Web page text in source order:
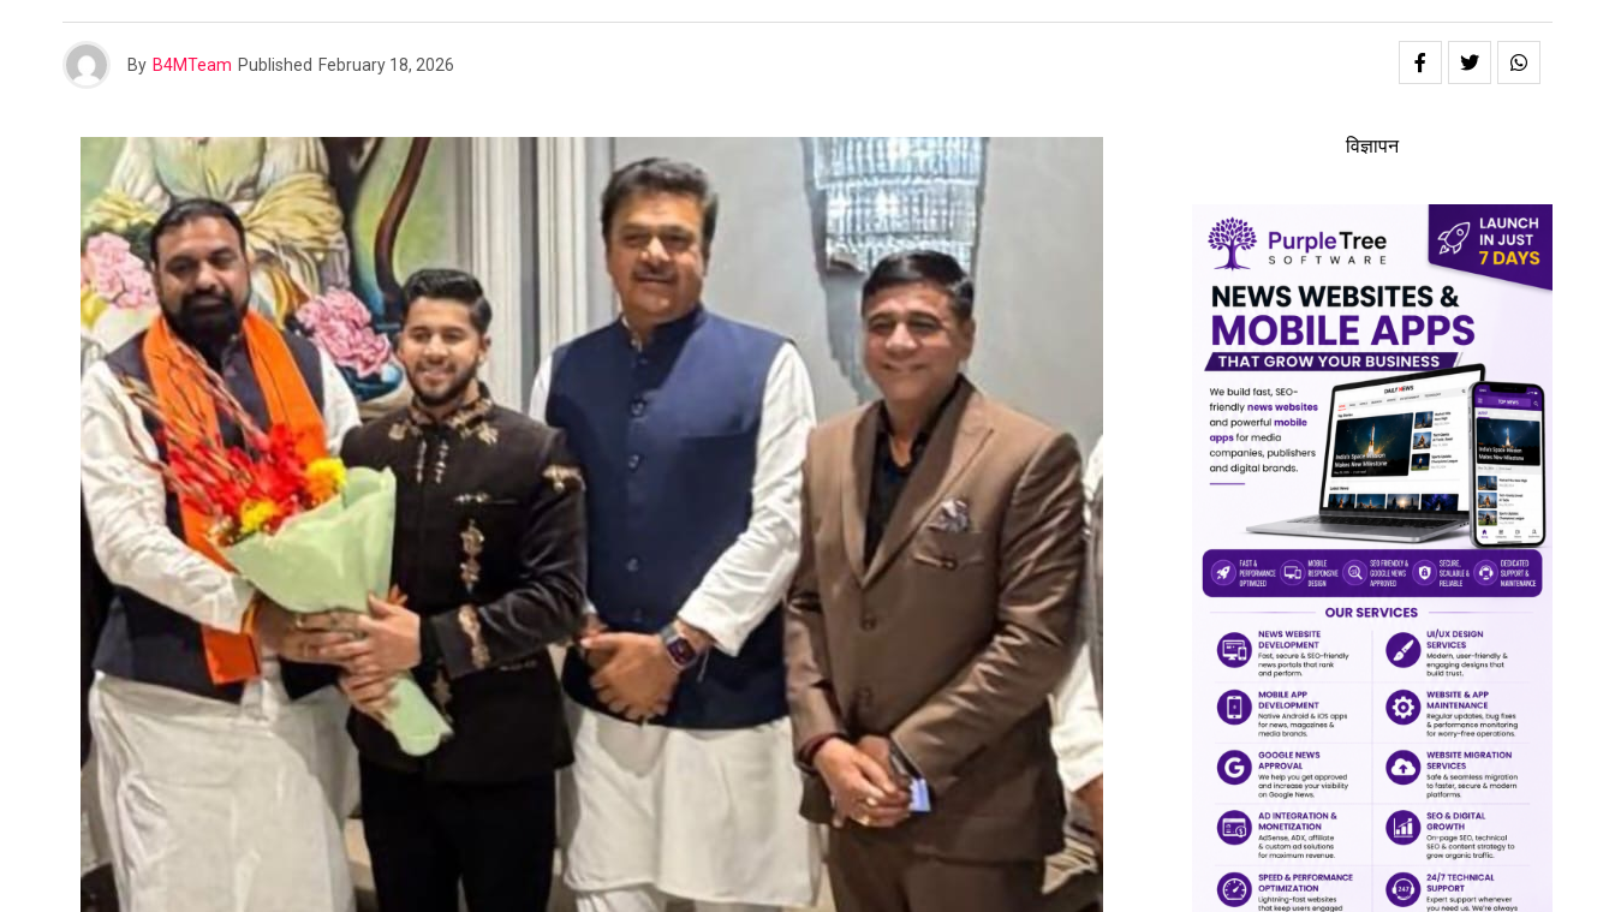
By B4MTeam Published February 18, 2026
विज्ञापन